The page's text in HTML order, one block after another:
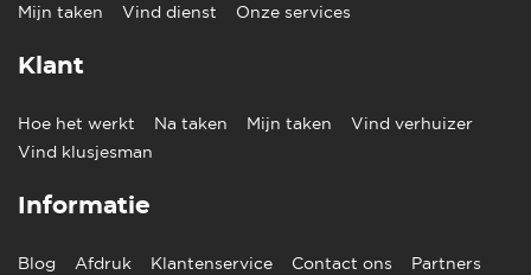
Mijn taken
Vind dienst Onze services
Klant
Hoe het werkt Na taken Mijn taken
Vind verhuizer
Vind klusjesman
Informatie
Blog Afdruk Klantenservice Contact ons Partners